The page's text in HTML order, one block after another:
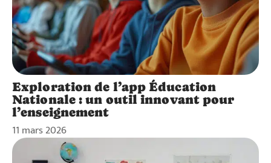
Exploration de l’app Éducation
Nationale : un outil innovant pour
l’enseignement
11 mars 2026